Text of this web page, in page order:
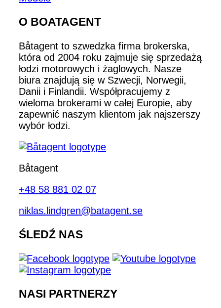
O BOATAGENT
Båtagent to szwedzka firma brokerska,
która od 2004 roku zajmuje się sprzedażą
łodzi motorowych i żaglowych. Nasze
biura znajdują się w Szwecji, Norwegii,
Danii i Finlandii. Współpracujemy z
wieloma brokerami w całej Europie, aby
zapewnić naszym klientom jak najszerszy
wybór łodzi.
Båtagent
+48 58 881 02 07
niklas.lindgren@batagent.se
ŚLEDŹ NAS
NASI PARTNERZY